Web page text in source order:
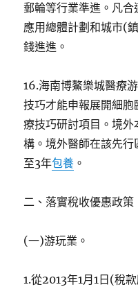
郵輪等行業準進。凡
應用總體計劃和城市(
錢進進。
16.海南博鰲樂城醫療
技巧才能申報展開細胞
療技巧研討項目。境
構。境外醫師在該先
至3年包養 。
二、落實稅收優惠政策
(一)游玩業。
1.從2013年1月1日(稅